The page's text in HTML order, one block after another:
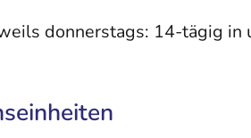
donnerstags: 14-tägig